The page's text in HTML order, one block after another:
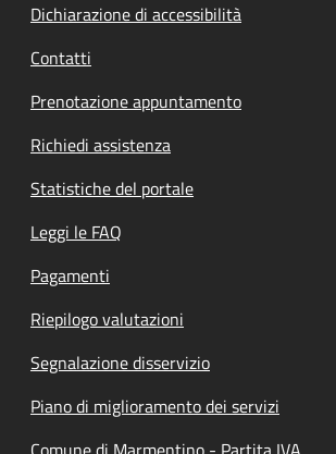
Dichiarazione di accessibilità
Contatti
Prenotazione appuntamento
Richiedi assistenza
Statistiche del portale
Leggi le FAQ
Pagamenti
Riepilogo valutazioni
Segnalazione disservizio
Piano di miglioramento dei servizi